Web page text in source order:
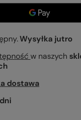
Wysyłka jutro
w naszych
dostawa
dni